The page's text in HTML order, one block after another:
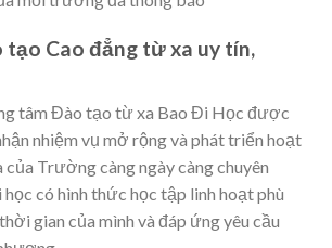
tạo Cao đẳng từ xa uy tín,
tâm Đào tạo từ xa Bao Đi Học được
nhiệm vụ mở rộng và phát triển hoạt
Trường càng ngày càng chuyên
có hình thức học tập linh hoạt phù
gian của mình và đáp ứng yêu cầu